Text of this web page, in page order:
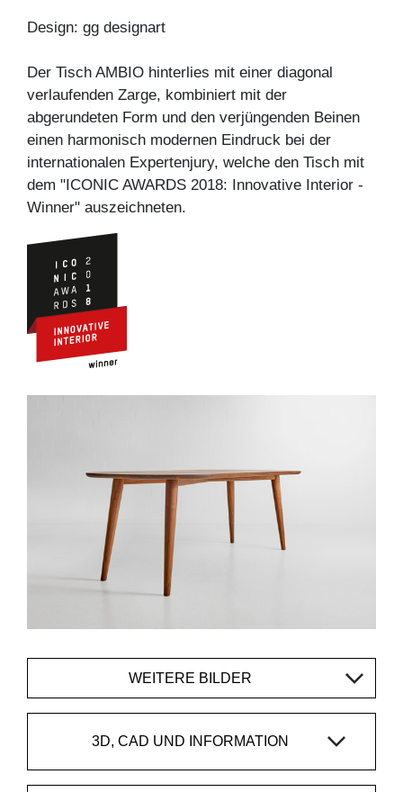
Design: gg designart
Der Tisch AMBIO hinterlies mit einer diagonal
verlaufenden Zarge, kombiniert mit der
abgerundeten Form und den verjüngenden Beinen
einen harmonisch modernen Eindruck bei der
internationalen Expertenjury, welche den Tisch mit
dem "ICONIC AWARDS 2018: Innovative Interior -
Winner" auszeichneten.
WEITERE BILDER
3D, CAD UND INFORMATION